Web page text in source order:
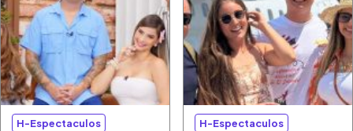
H-Espectaculos H-Espectaculos